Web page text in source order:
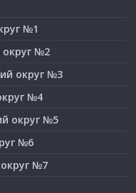
№1
округ №2
округ №3
№4
округ №5
№6
№7